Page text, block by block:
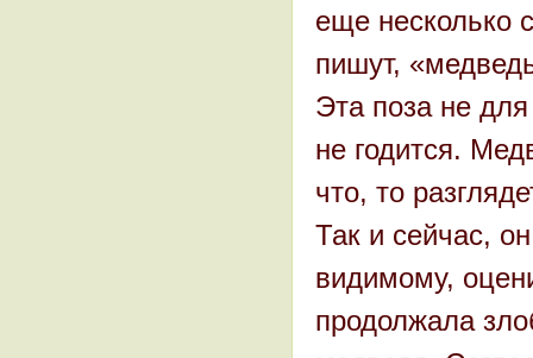
еще несколько
пишут,
Эта поза не
не годится.
что, то
Так и сейчас,
видимому,
продолжала